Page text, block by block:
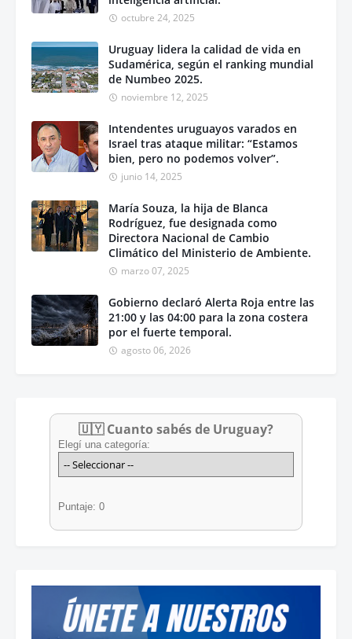
octubre 24, 2025
Uruguay lidera la calidad de vida en
Sudamérica, según el ranking mundial
de Numbeo 2025.
noviembre 12, 2025
Intendentes uruguayos varados en
Israel tras ataque militar: “Estamos
bien, pero no podemos volver”.
junio 14, 2025
María Souza, la hija de Blanca
Rodríguez, fue designada como
Directora Nacional de Cambio
Climático del Ministerio de Ambiente.
marzo 07, 2025
Gobierno declaró Alerta Roja entre las
21:00 y las 04:00 para la zona costera
por el fuerte temporal.
agosto 06, 2026
🇺🇾 Cuanto sabés de Uruguay?
Elegí una categoría:
Puntaje: 0